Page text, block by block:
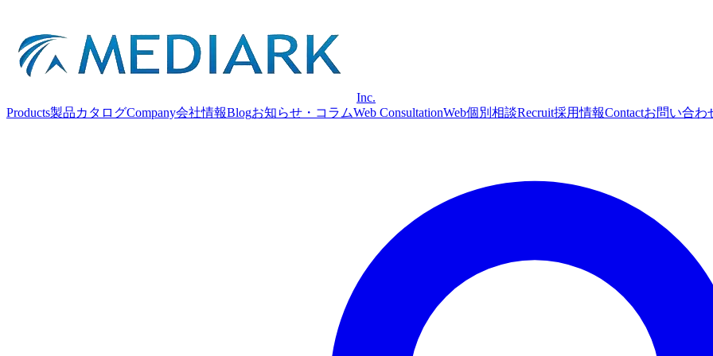
Inc.
Products製品カタログCompany会社情報Blogお知らせ・コラムWeb ConsultationWeb個別相談Recruit採用情報Contactお問い合わ